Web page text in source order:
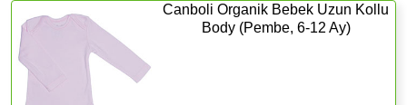
Canboli Organik Bebek Uzun Kollu
Body (Pembe, 6-12 Ay)